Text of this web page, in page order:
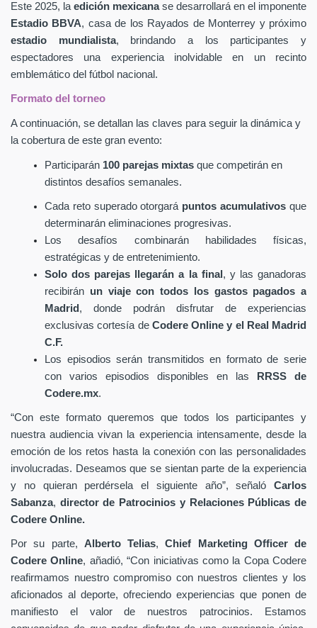
Este 2025, laedición mexicanase desarrollará en el imponente
Estadio BBVA, casa de los Rayados de Monterrey y próximo
estadio mundialista, brindando a los participantes y
espectadores una experiencia inolvidable en un recinto
emblemático del fútbol nacional.
Formato del torneo
A continuación, se detallan las claves para seguir la dinámica y
la cobertura de este gran evento:
Participarán 100 parejas mixtas que competirán en
distintos desafíos semanales.
Cada reto superado otorgará puntos acumulativos que
determinarán eliminaciones progresivas.
Los desafíos combinarán habilidades físicas,
estratégicas y de entretenimiento.
Solo dos parejas llegarán a la final , y las ganadoras
recibirán un viaje con todos los gastos pagados a
Madrid, donde podrán disfrutar de experiencias
exclusivas cortesía de Codere Online y el Real Madrid
C.F.
Los episodios serán transmitidos en formato de serie
con varios episodios disponibles en las
RRSS de
Codere.mx.
“Con este formato queremos que todos los participantes y
nuestra audiencia vivan la experiencia intensamente, desde la
emoción de los retos hasta la conexión con las personalidades
involucradas. Deseamos que se sientan parte de la experiencia
y no quieran perdérsela el siguiente año”, señaló Carlos
Sabanza, director de Patrocinios y Relaciones Públicas de
Codere Online.
Por su parte, Alberto Telias,Chief Marketing Officer de
Codere Online, añadió, “Con iniciativas como la Copa Codere
reafirmamos nuestro compromiso con nuestros clientes y los
aficionados al deporte, ofreciendo experiencias que ponen de
manifiesto el valor de nuestros patrocinios. Estamos